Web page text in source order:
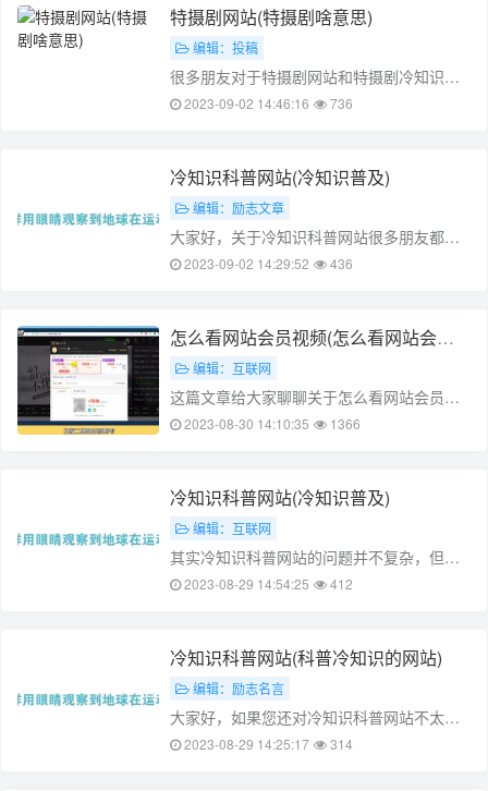
的支持是我们最大的动力，谢谢大家……
特摄剧网站(特摄剧啥意思)
编辑：投稿
很多朋友对于特摄剧网站和特摄剧冷知识不
太懂，今天就由小编来为大家分享，希望可
泰迦的编剧是谁奥特曼的基本常识特利
迦……
2023-09-02 14:46:16 736
冷知识科普网站(冷知识普及)
编辑：励志文章
大家好，关于冷知识科普网站很多朋友都还
不太明白，不过没关系，因为今天小编就来
题，如果碰巧可以解决您的问题，还望关
注……
2023-09-02 14:29:52 436
怎么看网站会员视频(怎么看网站会员
视频回放)
编辑：互联网
这篇文章给大家聊聊关于怎么看网站会员视
频，以及看免费会员视频冷知识对应的知识
合免费公开课与付费课区别看头条收费
吗……
2023-08-30 14:10:35 1366
冷知识科普网站(冷知识普及)
编辑：互联网
其实冷知识科普网站的问题并不复杂，但是
又很多的朋友都不太了解阿巴冷知识搜索，
下面我们一起来看看这个问题的分析
吧！……
2023-08-29 14:54:25 412
冷知识科普网站(科普冷知识的网站)
编辑：励志名言
大家好，如果您还对冷知识科普网站不太了
解，没有关系，今天就由本站为大家分享冷
2023-08-29 14:25:17 314